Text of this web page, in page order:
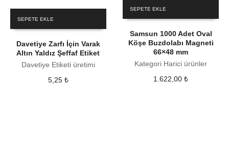
SEPETE EKLE
Davetiye Zarfı İçin Varak
Altın Yaldız Şeffaf Etiket
Davetiye Etiketi üretimi
5,25 ₺
SEPETE EKLE
Samsun 1000 Adet Oval
Köşe Buzdolabı Magneti
66×48 mm
Kategori Harici ürünler
1.622,00₺